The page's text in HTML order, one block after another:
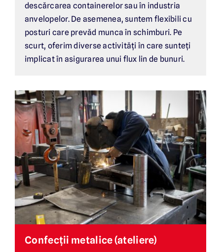
descărcarea containerelor sau în industria
anvelopelor. De asemenea, suntem flexibili cu
posturi care prevăd munca în schimburi. Pe
scurt, oferim diverse activități în care sunteți
implicat în asigurarea unui flux lin de bunuri.
Confecții metalice (ateliere)